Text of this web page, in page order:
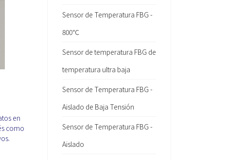
en
como
Sensor de Temperatura FBG -
800℃
Sensor de temperatura FBG de
temperatura ultra baja
Sensor de Temperatura FBG -
Aislado de Baja Tensión
Sensor de Temperatura FBG -
Aislado